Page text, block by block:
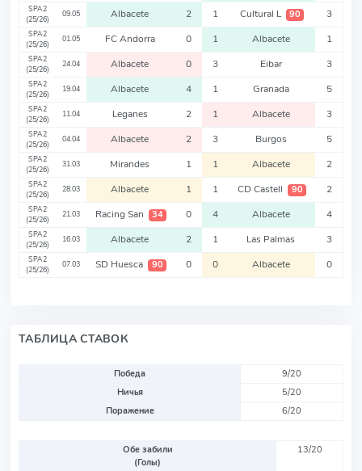
SPA2
(25/26)
09.05 Albacete 2 1 Cultural L 90 3
SPA2
(25/26)
01.05 FC Andorra 0 1 Albacete 1
SPA2
(25/26)
24.04 Albacete 0 3 Eibar 3
SPA2
(25/26)
19.04 Albacete 4 1 Granada 5
SPA2
(25/26)
11.04 Leganes 2 1 Albacete 3
SPA2
(25/26)
04.04 Albacete 2 3 Burgos 5
SPA2
(25/26)
31.03 Mirandes 1 1 Albacete 2
SPA2
(25/26)
28.03 Albacete 1 1 CD Castell 90 2
SPA2
(25/26)
21.03 Racing San 34 0 4 Albacete 4
SPA2
(25/26)
16.03 Albacete 2 1 Las Palmas 3
SPA2
(25/26)
07.03 SD Huesca 90 0 0 Albacete 0
ТАБЛИЦА СТАВОК
Победа
9/20
Ничья
5/20
Поражение
6/20
Обе забили
(Голы)
13/20